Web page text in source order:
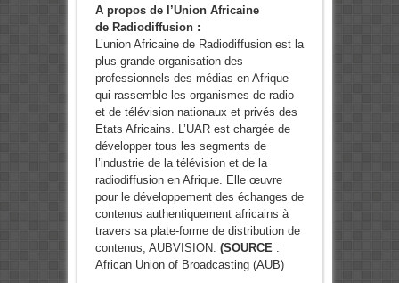
A propos de l’Union Africaine
de Radiodiffusion :
L’union Africaine de Radiodiffusion est la
plus grande organisation des
professionnels des médias en Afrique
qui rassemble les organismes de radio
et de télévision nationaux et privés des
Etats Africains. L’UAR est chargée de
développer tous les segments de
l’industrie de la télévision et de la
radiodiffusion en Afrique. Elle œuvre
pour le développement des échanges de
contenus authentiquement africains à
travers sa plate-forme de distribution de
contenus, AUBVISION. (SOURCE :
African Union of Broadcasting (AUB)